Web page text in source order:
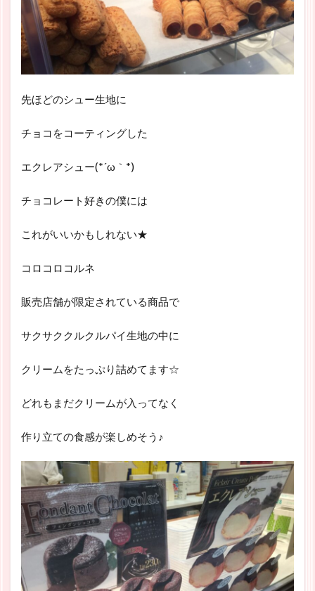
先ほどのシュー生地に
チョコをコーティングした
エクレアシュー(*´ω｀*)
チョコレート好きの僕には
これがいいかもしれない★
コロコロコルネ
販売店舗が限定されている商品で
サクサククルクルパイ生地の中に
クリームをたっぷり詰めてます☆
どれもまだクリームが入ってなく
作り立ての食感が楽しめそう♪